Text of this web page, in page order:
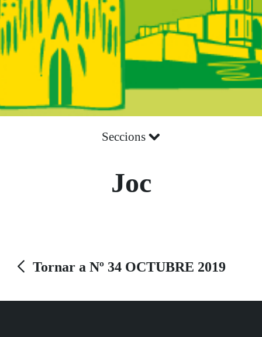
Seccions
Joc
Tornar a Nº 34 OCTUBRE 2019